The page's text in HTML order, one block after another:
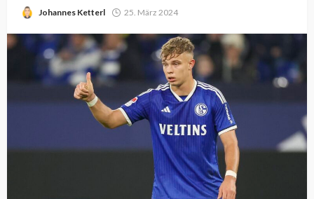
Johannes Ketterl 25. März 2024